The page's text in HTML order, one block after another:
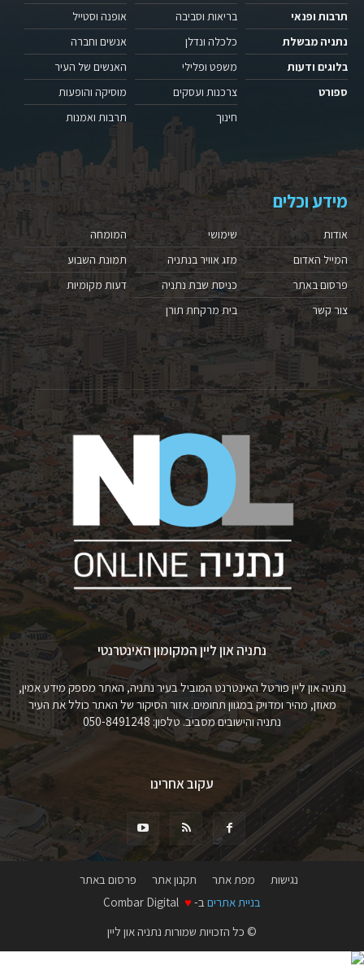
תרבות ופנאי
נתניה מבשלת
בלוגים ודעות
ספורט
בריאות וסביבה
כלכלה ונדלן
משפט ופלילי
צרכנות ועסקים
חינוך
אופנה וסטייל
אנשים וחברה
האנשים של העיר
מוסיקה והופעות
תרבות ואמנות
מידע וכלים
אודות
המייל האדום
פרסום באתר
צור קשר
שימושי
מזג אוויר בנתניה
כניסת שבת נתניה
בית מרקחת תורן
המומחה
תמונת השבוע
דעות מקומיות
נתניה און ליין המקומון האינטרנטי
נתניה און ליין פורטל האינטרנט המוביל בעיר נתניה, האתר מספק מידע אמין,
מאוזן, מהיר ומדויק במגוון תחומים. אזור הסיקור של האתר כולל את העיר
נתניה והישובים מסביב. טלפון: 050-8491248
עקוב אחרינו
נגישות מפת אתר תקנון אתר
פרסום באתר
בניית אתרים ב- ♥
© כל הזכויות שמורות נתניה און ליין